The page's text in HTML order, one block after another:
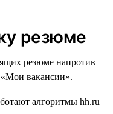
резюме
резюме напротив
«Мои вакансии».